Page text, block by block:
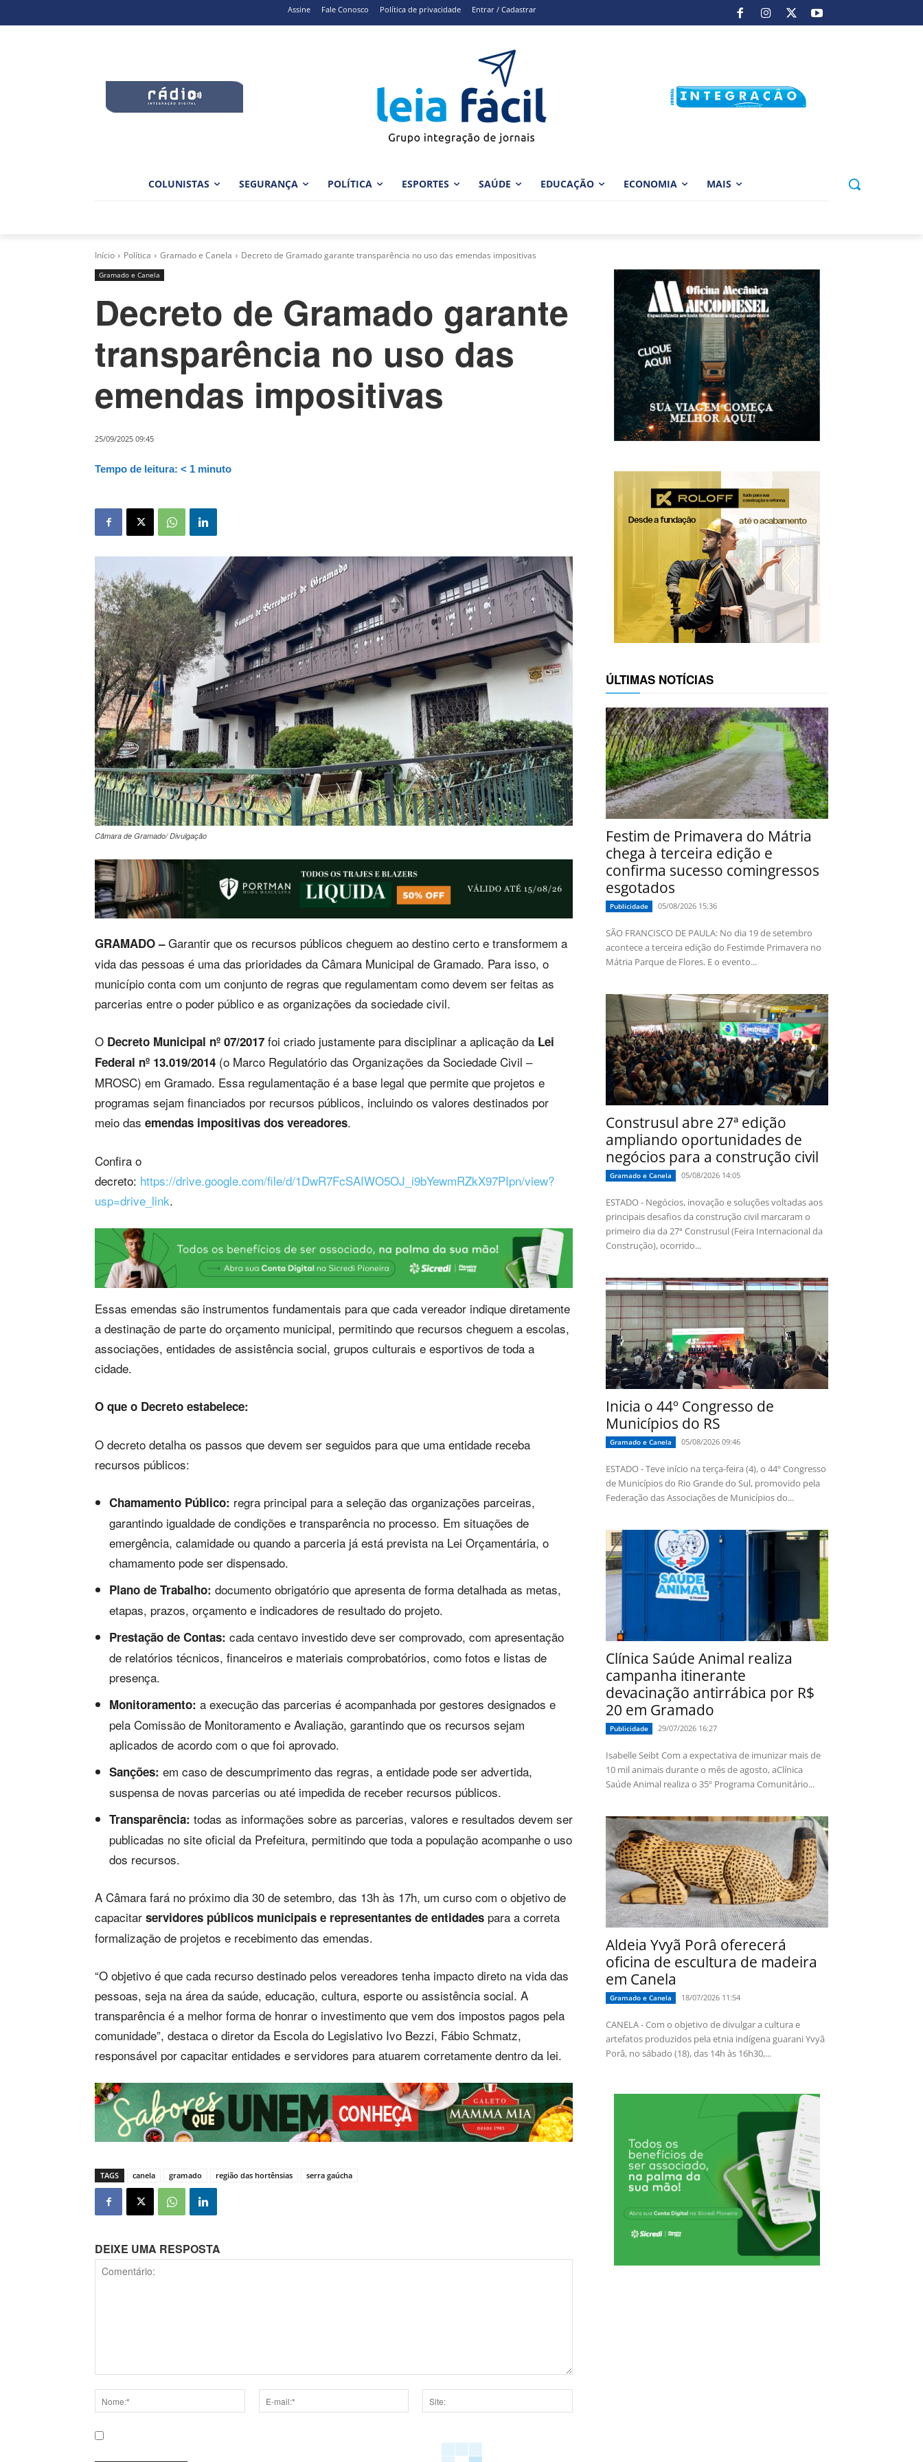
Assine Fale Conosco Política de privacidade Entrar / Cadastrar
COLUNISTAS SEGURANÇA POLÍTICA ESPORTES SAÚDE EDUCAÇÃO ECONOMIA MAIS
Início Política Gramado e Canela Decreto de Gramado garante transparência no uso das emendas impositivas
Gramado e Canela
Decreto de Gramado garante
transparência no uso das
emendas impositivas
25/09/2025 09:45
Tempo de leitura: < 1 minuto
Câmara de Gramado/ Divulgação
GRAMADO –Garantir que os recursos públicos cheguem ao destino certo e transformem a
vida das pessoas é uma das prioridades da Câmara Municipal de Gramado. Para isso, o
município conta com um conjunto de regras que regulamentam como devem ser feitas as
parcerias entre o poder público e as organizações da sociedade civil.
O Decreto Municipal nº 07/2017 foi criado justamente para disciplinar a aplicação da Lei
Federal nº 13.019/2014 (o Marco Regulatório das Organizações da Sociedade Civil –
MROSC) em Gramado. Essa regulamentação é a base legal que permite que projetos e
programas sejam financiados por recursos públicos, incluindo os valores destinados por
meio das emendas impositivas dos vereadores.
Confira o
decreto: https://drive.google.com/file/d/1DwR7FcSAIWO5OJ_i9bYewmRZkX97PIpn/view?
usp=drive_link.
Essas emendas são instrumentos fundamentais para que cada vereador indique diretamente
a destinação de parte do orçamento municipal, permitindo que recursos cheguem a escolas,
associações, entidades de assistência social, grupos culturais e esportivos de toda a
cidade.
O que o Decreto estabelece:
O decreto detalha os passos que devem ser seguidos para que uma entidade receba
recursos públicos:
Chamamento Público: regra principal para a seleção das organizações parceiras,
garantindo igualdade de condições e transparência no processo. Em situações de
emergência, calamidade ou quando a parceria já está prevista na Lei Orçamentária, o
chamamento pode ser dispensado.
Plano de Trabalho: documento obrigatório que apresenta de forma detalhada as metas,
etapas, prazos, orçamento e indicadores de resultado do projeto.
Prestação de Contas: cada centavo investido deve ser comprovado, com apresentação
de relatórios técnicos, financeiros e materiais comprobatórios, como fotos e listas de
presença.
Monitoramento: a execução das parcerias é acompanhada por gestores designados e
pela Comissão de Monitoramento e Avaliação, garantindo que os recursos sejam
aplicados de acordo com o que foi aprovado.
Sanções: em caso de descumprimento das regras, a entidade pode ser advertida,
suspensa de novas parcerias ou até impedida de receber recursos públicos.
Transparência: todas as informações sobre as parcerias, valores e resultados devem ser
publicadas no site oficial da Prefeitura, permitindo que toda a população acompanhe o uso
dos recursos.
A Câmara fará no próximo dia 30 de setembro, das 13h às 17h, um curso com o objetivo de
capacitar servidores públicos municipais e representantes de entidades para a correta
formalização de projetos e recebimento das emendas.
“O objetivo é que cada recurso destinado pelos vereadores tenha impacto direto na vida das
pessoas, seja na área da saúde, educação, cultura, esporte ou assistência social. A
transparência é a melhor forma de honrar o investimento que vem dos impostos pagos pela
comunidade”, destaca o diretor da Escola do Legislativo Ivo Bezzi, Fábio Schmatz,
responsável por capacitar entidades e servidores para atuarem corretamente dentro da lei.
TAGS canela gramado região das hortênsias serra gaúcha
DEIXE UMA RESPOSTA
ÚLTIMAS NOTÍCIAS
Festim de Primavera do Mátria
chega à terceira edição e
confirma sucesso comingressos
esgotados
Publicidade 05/08/2026 15:36
SÃO FRANCISCO DE PAULA: No dia 19 de setembro
acontece a terceira edição do Festimde Primavera no
Mátria Parque de Flores. E o evento...
Construsul abre 27ª edição
ampliando oportunidades de
negócios para a construção civil
Gramado e Canela 05/08/2026 14:05
ESTADO - Negócios, inovação e soluções voltadas aos
principais desafios da construção civil marcaram o
primeiro dia da 27ª Construsul (Feira Internacional da
Construção), ocorrido...
Inicia o 44º Congresso de
Municípios do RS
Gramado e Canela 05/08/2026 09:46
ESTADO - Teve início na terça-feira (4), o 44º Congresso
de Municípios do Rio Grande do Sul, promovido pela
Federação das Associações de Municípios do...
Clínica Saúde Animal realiza
campanha itinerante
devacinação antirrábica por R$
20 em Gramado
Publicidade 29/07/2026 16:27
Isabelle Seibt Com a expectativa de imunizar mais de
10 mil animais durante o mês de agosto, aClínica
Saúde Animal realiza o 35º Programa Comunitário...
Aldeia Yvyã Porâ oferecerá
oficina de escultura de madeira
em Canela
Gramado e Canela 18/07/2026 11:54
CANELA - Com o objetivo de divulgar a cultura e
artefatos produzidos pela etnia indígena guarani Yvyã
Porâ, no sábado (18), das 14h às 16h30,...